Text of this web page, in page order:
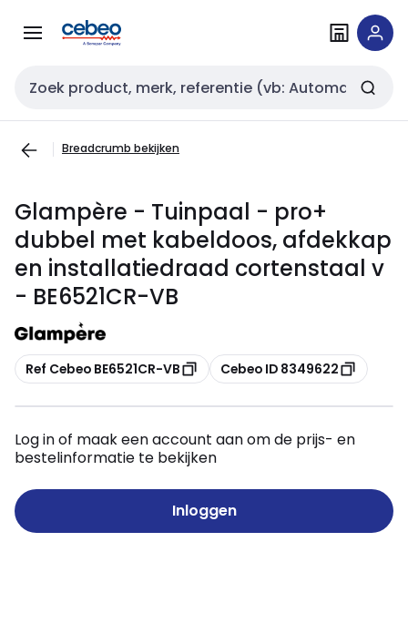
naar
naar
Zoekveld invoer
Breadcrumb bekijken
Glampère - Tuinpaal - pro+
dubbel met kabeldoos, afdekkap
en installatiedraad cortenstaal v
- BE6521CR-VB
Kopiëren
Ref Cebeo BE6521CR-VB Kopiëren
Cebeo ID 8349622
Log in of maak een account aan om de prijs- en
bestelinformatie te bekijken
Inloggen